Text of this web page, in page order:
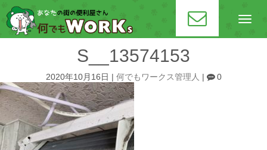
N
v
S__13574153
2020年10月16日 何でもワークス管理人 0